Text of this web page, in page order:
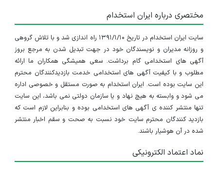
مختصری درباره ایران استخدام
سایت ایران استخدام در تاریخ ۱۳۹۱/۱/۱۰ راه اندازی شد و با تلاش گروهی
و روزانه مدیران و نویسندگان خود در جهت تبدیل شدن به مرجع بروز
آگهی های استخدامی گام برداشت. سعی همیشگی همکاران ما ارائه
مطلوب و با کیفیت آگهی های استخدامی خدمت بازدیدکنندگان محترم
این سایت بوده است. ایران استخدام به صورت مستقل و خصوصی اداره
می شود و وابسته به هیچ نهاد و یا سازمان دولتی نمی باشد، این سایت
تنها منتشر کننده ی آگهی های استخدامی بوده و بنابراین لازم است که
بازدید کنندگان محترم سایت خود نسبت به صحت و سقم اخبار منتشر
شده در آن هوشیار باشند.
نماد اعتماد الکترونیکی